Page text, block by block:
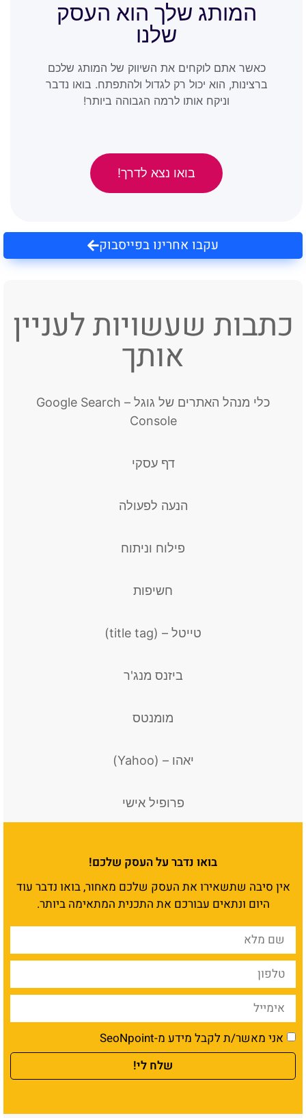
המותג שלך הוא העסק
שלנו
כאשר אתם לוקחים את השיווק של המותג שלכם
ברצינות, הוא יכול רק לגדול ולהתפתח. בואו נדבר
וניקח אותו לרמה הגבוהה ביותר!
בואו נצא לדרך!
עקבו אחרינו בפייסבוק
כתבות שעשויות לעניין
אותך
כלי מנהל האתרים של גוגל – Google Search
Console
דף עסקי
הנעה לפעולה
פילוח וניתוח
חשיפות
טייטל – (title tag)
ביזנס מנג'ר
מומנטס
יאהו – (Yahoo)
פרופיל אישי
בואו נדבר על העסק שלכם!
אין סיבה שתשאירו את העסק שלכם מאחור, בואו נדבר עוד
היום ונתאים עבורכם את התכנית המתאימה ביותר.
אני מאשר/ת לקבל מידע מ-SeoNpoint
שלח לי!